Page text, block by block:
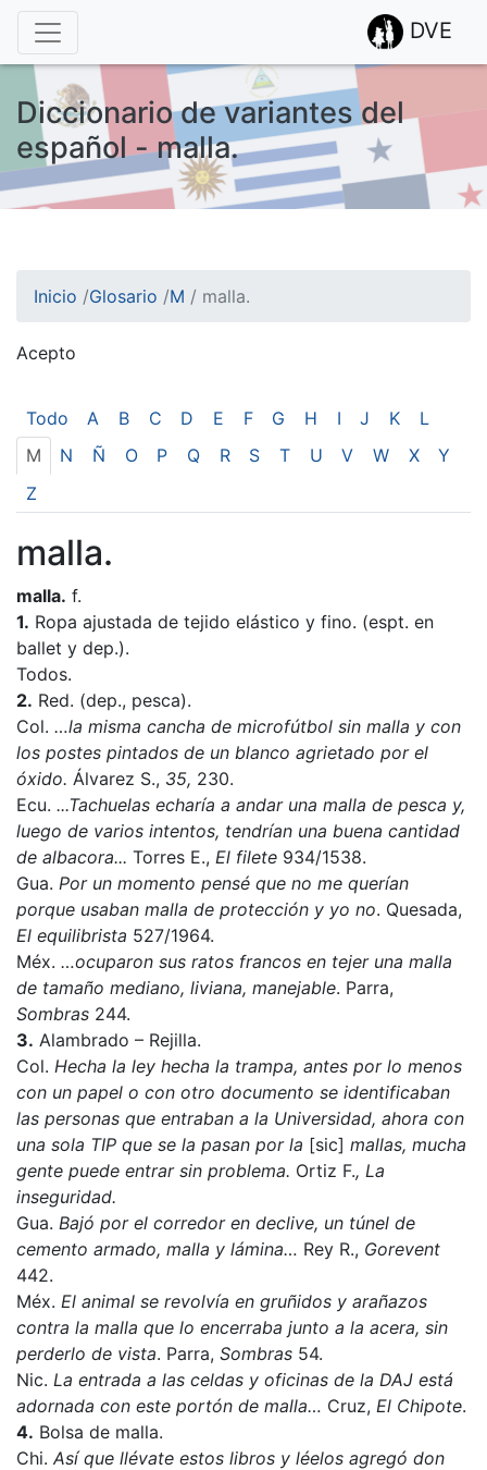
DVE
Diccionario de variantes del
español - malla.
Inicio /Glosario /M / malla.
Acepto
Todo A B C D E F G H I J K
L
M
N Ñ O P Q R S T U V W X
Y
Z
malla.
malla. f.
1. Ropa ajustada de tejido elástico y fino. (espt. en
ballet y dep.).
Todos.
2. Red. (dep., pesca).
Col. …la misma cancha de microfútbol sin malla y con
los postes pintados de un blanco agrietado por el
óxido. Álvarez S., 35, 230.
Ecu. ...Tachuelas echaría a andar una malla de pesca y,
luego de varios intentos, tendrían una buena cantidad
de albacora... Torres E., El filete 934/1538.
Gua. Por un momento pensé que no me querían
porque usaban malla de protección y yo no. Quesada,
El equilibrista 527/1964.
Méx. …ocuparon sus ratos francos en tejer una malla
de tamaño mediano, liviana, manejable. Parra,
Sombras 244.
3. Alambrado – Rejilla.
Col. Hecha la ley hecha la trampa, antes por lo menos
con un papel o con otro documento se identificaban
las personas que entraban a la Universidad, ahora con
una sola TIP que se la pasan por la [sic] mallas, mucha
gente puede entrar sin problema. Ortiz F., La
inseguridad.
Gua. Bajó por el corredor en declive, un túnel de
cemento armado, malla y lámina… Rey R., Gorevent
442.
Méx. El animal se revolvía en gruñidos y arañazos
contra la malla que lo encerraba junto a la acera, sin
perderlo de vista. Parra, Sombras 54.
Nic. La entrada a las celdas y oficinas de la DAJ está
adornada con este portón de malla… Cruz, El Chipote.
4. Bolsa de malla.
Chi. Así que llévate estos libros y léelos agregó don